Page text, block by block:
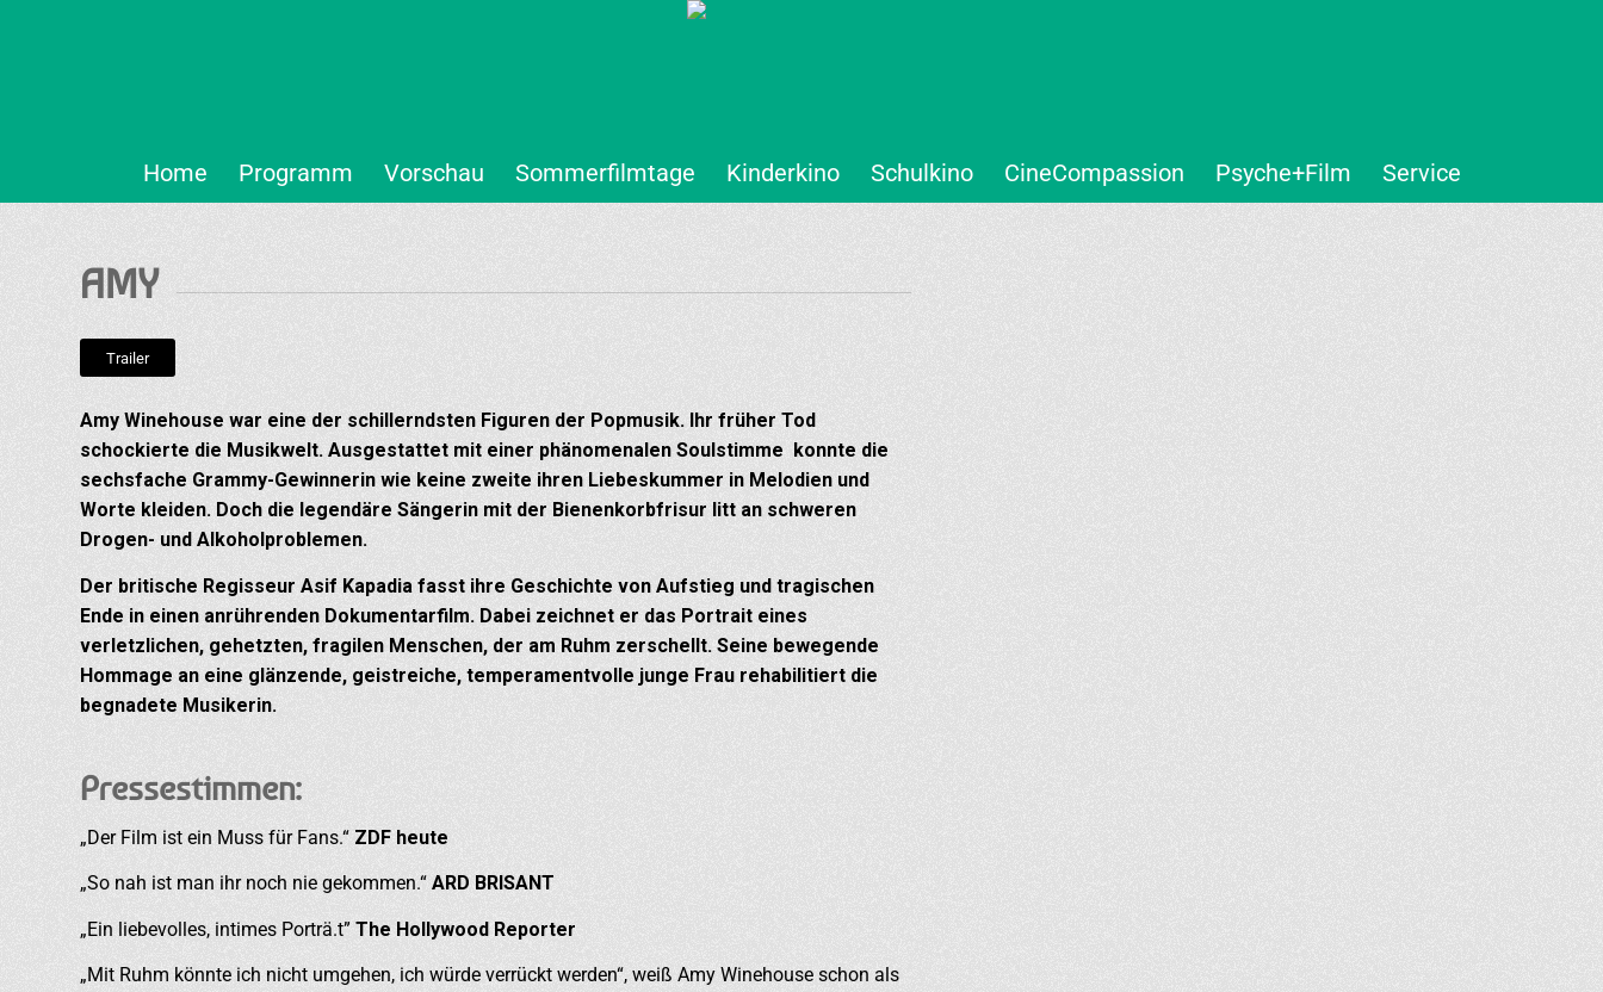
Home Programm Vorschau Sommerfilmtage Kinderkino Schulkino CineCompassion Psyche+Film Service
AMY
Trailer
Amy Winehouse war eine der schillerndsten Figuren der Popmusik. Ihr früher Tod
schockierte die Musikwelt. Ausgestattet mit einer phänomenalen Soulstimme konnte die
sechsfache Grammy-Gewinnerin wie keine zweite ihren Liebeskummer in Melodien und
Worte kleiden. Doch die legendäre Sängerin mit der Bienenkorbfrisur litt an schweren
Drogen- und Alkoholproblemen.
Der britische Regisseur Asif Kapadia fasst ihre Geschichte von Aufstieg und tragischen
Ende in einen anrührenden Dokumentarfilm. Dabei zeichnet er das Portrait eines
verletzlichen, gehetzten, fragilen Menschen, der am Ruhm zerschellt. Seine bewegende
Hommage an eine glänzende, geistreiche, temperamentvolle junge Frau rehabilitiert die
begnadete Musikerin.
Pressestimmen:
„Der Film ist ein Muss für Fans.“ ZDF heute
„So nah ist man ihr noch nie gekommen.“ ARD BRISANT
„Ein liebevolles, intimes Porträ.t” The Hollywood Reporter
„Mit Ruhm könnte ich nicht umgehen, ich würde verrückt werden“, weiß Amy Winehouse schon als